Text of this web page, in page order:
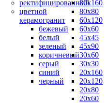
ректифицированный
цветной
керамогранит
бежевый
белый
зеленый
коричневый
серый
синий
черный
80х160
80х80
60х120
60х60
45х45
45х90
30х60
30х30
20х160
20х120
20х80
20х60